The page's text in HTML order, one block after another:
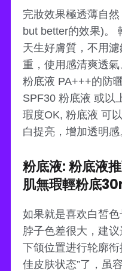
完妝效果極透薄自
but better的效果)。
天生好膚質，不用
重，使用感清爽透
粉底液 PA+++的防
SPF30 粉底液 或以
瑕度OK, 粉底液 可
白提亮，增加透明感
粉底液: 粉底液
肌無瑕輕粉底
如果就是喜欢白皙
脖子色差很大，建
下颌位置进行轮廓
佳皮肤状态”了，虽